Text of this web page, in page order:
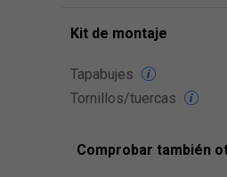
Kit de montaje
Tapabujes
Tornillos/tuercas
Comprobar también